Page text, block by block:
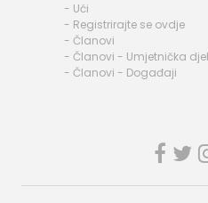
- Ući
- Registrirajte se ovdje
- Članovi
- Članovi - Umjetnička
- Članovi - Događaji